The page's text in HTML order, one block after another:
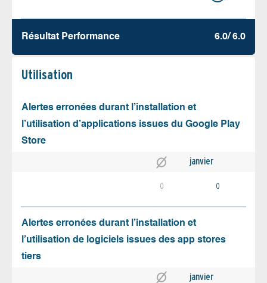
Résultat Performance 6.0/ 6.0
Utilisation
Alertes erronées durant l’installation et
l’utilisation d’applications issues du Google Play
Store
janvier
0 0
Alertes erronées durant l’installation et
l’utilisation de logiciels issues des app stores
tiers
janvier